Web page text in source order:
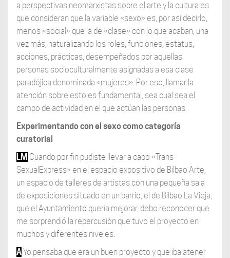
a perspectivas neomarxistas sobre el arte y la cultura es
que consideran que la variable «sexo» es, por así decirlo,
menos «social» que la de «clase» con lo que acaban, una
vez más, naturalizando los roles, funciones, estatus,
acciones, prácticas, desempeñados por aquellas
personas socioculturalmente asignadas a esa clase
paradójica denominada «mujeres». Por eso, llamar la
atención sobre esto es fundamental, sea cual sea el
campo de actividad en el que actúan las personas.
Experimentando con el sexo como categoría
curatorial
LM Cuando por fin pudiste llevar a cabo «Trans
SexualExpress» en el espacio expositivo de Bilbao Arte,
un espacio de talleres de artistas con una pequeña sala
de exposiciones situado en un barrio, el de Bilbao La Vieja,
que el Ayuntamiento quería mejorar, debo reconocer que
me sorprendió la repercusión que tuvo el proyecto en
muchos y diferentes niveles.
A Yo pensaba que era un buen proyecto y que iba atener